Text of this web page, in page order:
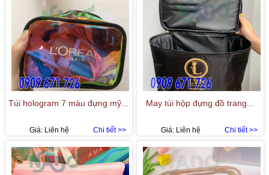
Túi hologram 7 màu đựng mỹ...
Chi tiết >>
Giá: Liên hệ
May túi hộp đựng đồ trang...
Chi tiết >>
Giá: Liên hệ